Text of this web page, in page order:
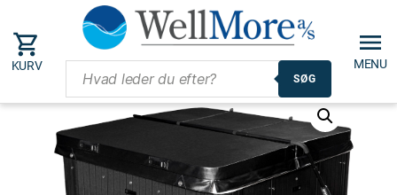
SØG
KURV MENU